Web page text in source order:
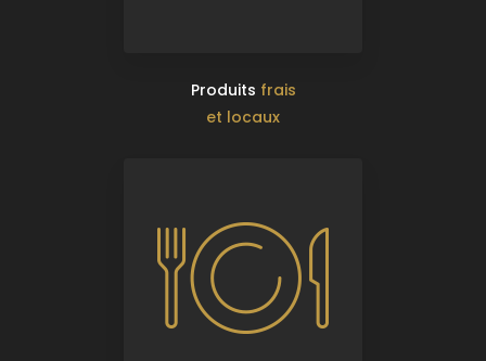
Produits frais
et locaux